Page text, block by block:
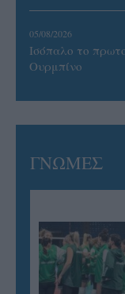
05/08/2026
Ισόπαλο το
Ουρμπίνο
ΓΝΩΜΕΣ